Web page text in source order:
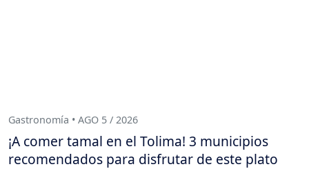
Gastronomía • AGO 5 / 2026
¡A comer tamal en el Tolima! 3 municipios
recomendados para disfrutar de este plato